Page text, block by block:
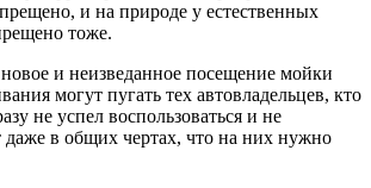
и на природе у естественных
тоже.
и неизведанное посещение мойки
могут пугать тех автовладельцев, кто
не успел воспользоваться и не
даже в общих чертах, что на них нужно